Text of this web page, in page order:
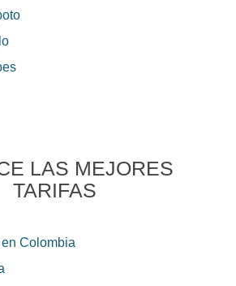
LAS MEJORES
TARIFAS
Colombia